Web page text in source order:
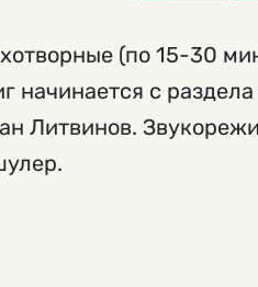
(по 15-30
начинается с
Литвинов.